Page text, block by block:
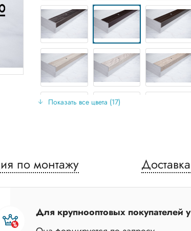
Показать все цвета (17)
по монтажу Доставка
Для крупнооптовых покупателей